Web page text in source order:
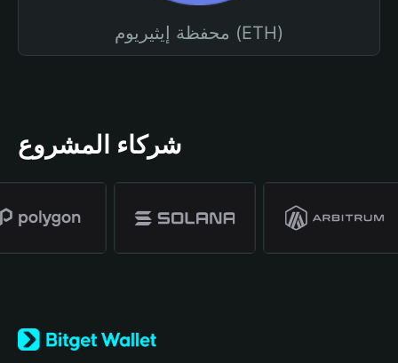
محفظة إيثيريوم (ETH)
شركاء المشروع